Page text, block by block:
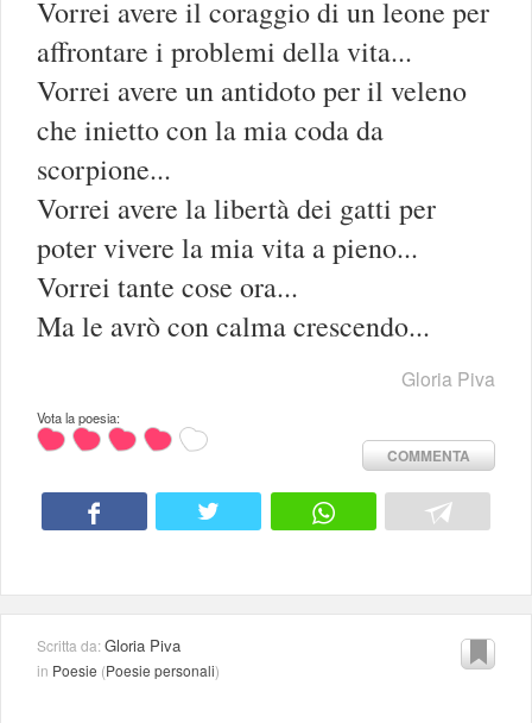
Vorrei avere il coraggio di un leone per
affrontare i problemi della vita...
Vorrei avere un antidoto per il veleno
che inietto con la mia coda da
scorpione...
Vorrei avere la libertà dei gatti per
poter vivere la mia vita a pieno...
Vorrei tante cose ora...
Ma le avrò con calma crescendo...
Gloria Piva
Vota la poesia:
COMMENTA
Scritta da:Gloria Piva
in Poesie (Poesie personali)